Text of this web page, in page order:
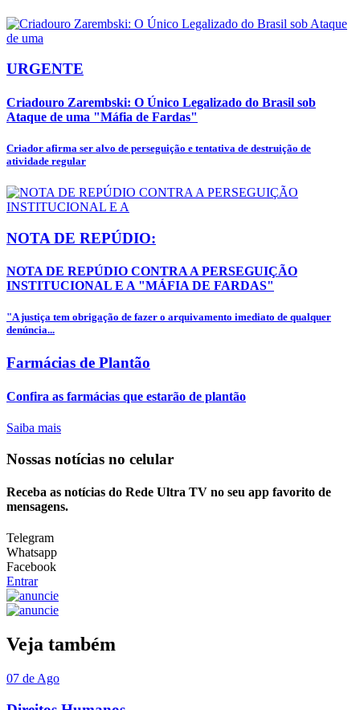
URGENTE
Criadouro Zarembski: O Único Legalizado do Brasil sob
Ataque de uma "Máfia de Fardas"
Criador afirma ser alvo de perseguição e tentativa de destruição de
atividade regular
NOTA DE REPÚDIO:
NOTA DE REPÚDIO CONTRA A PERSEGUIÇÃO
INSTITUCIONAL E A "MÁFIA DE FARDAS"
"A justiça tem obrigação de fazer o arquivamento imediato de qualquer
denúncia...
Farmácias de Plantão
Confira as farmácias que estarão de plantão
Saiba mais
Nossas notícias no celular
Receba as notícias do Rede Ultra TV no seu app favorito de
mensagens.
Telegram
Whatsapp
Facebook
Entrar
Veja também
07 de Ago